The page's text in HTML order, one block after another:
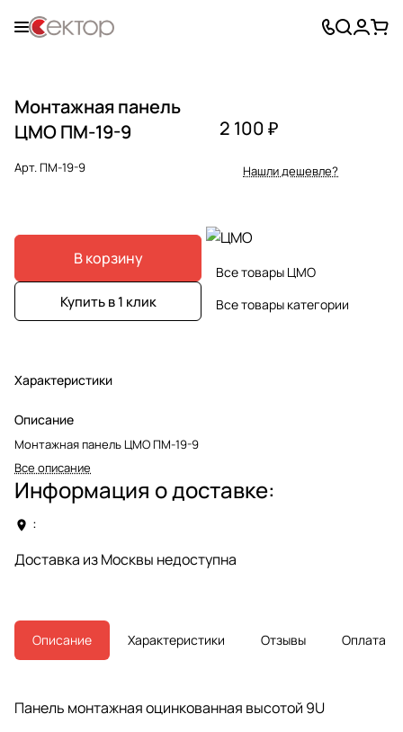
Монтажная панель
ЦМО ПМ-19-9
Арт.ПМ-19-9
В корзину
Купить в 1 клик
Характеристики
Описание
Монтажная панель ЦМО ПМ-19-9
Все описание
2 100 ₽
Нашли дешевле?
Все товары ЦМО
Все товары категории
Информация о доставке:
:
Доставка из Москвы недоступна
Описание Характеристики Отзывы Оплата
Панель монтажная оцинкованная высотой 9U